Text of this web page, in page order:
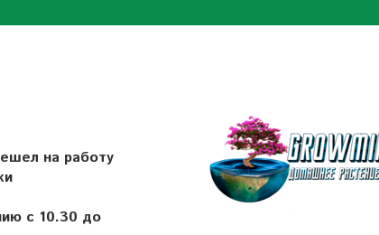
на работу
с 10.30 до